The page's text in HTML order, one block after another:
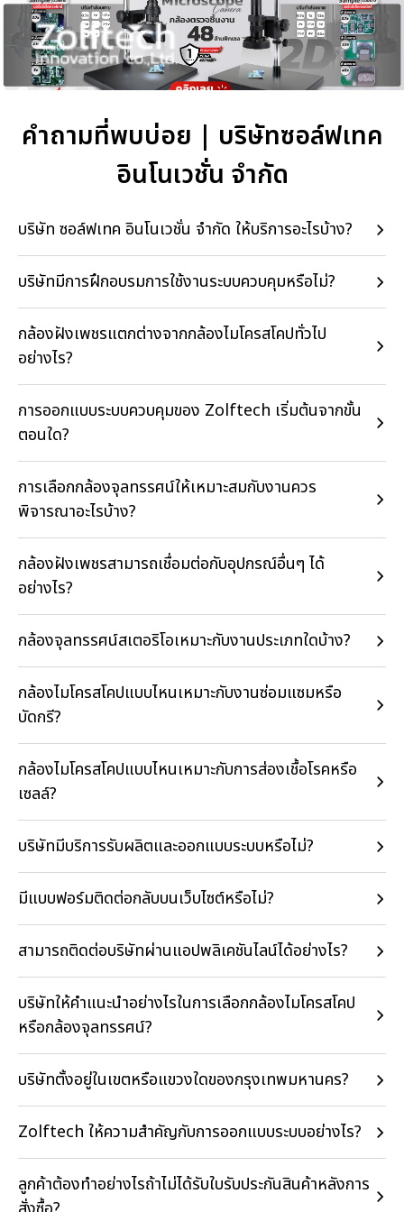
คำถามที่พบบ่อย | บริษัทซอล์ฟเทค
อินโนเวชั่น จำกัด
บริษัท ซอล์ฟเทค อินโนเวชั่น จำกัด ให้บริการอะไรบ้าง?
บริษัทมีการฝึกอบรมการใช้งานระบบควบคุมหรือไม่?
กล้องฝังเพชรแตกต่างจากกล้องไมโครสโคปทั่วไป
อย่างไร?
การออกแบบระบบควบคุมของ Zolftech เริ่มต้นจากขั้น
ตอนใด?
การเลือกกล้องจุลทรรศน์ให้เหมาะสมกับงานควร
พิจารณาอะไรบ้าง?
กล้องฝังเพชรสามารถเชื่อมต่อกับอุปกรณ์อื่นๆ ได้
อย่างไร?
กล้องจุลทรรศน์สเตอริโอเหมาะกับงานประเภทใดบ้าง?
กล้องไมโครสโคปแบบไหนเหมาะกับงานซ่อมแซมหรือ
บัดกรี?
กล้องไมโครสโคปแบบไหนเหมาะกับการส่องเชื้อโรคหรือ
เซลล์?
บริษัทมีบริการรับผลิตและออกแบบระบบหรือไม่?
มีแบบฟอร์มติดต่อกลับบนเว็บไซต์หรือไม่?
สามารถติดต่อบริษัทผ่านแอปพลิเคชันไลน์ได้อย่างไร?
บริษัทให้คำแนะนำอย่างไรในการเลือกกล้องไมโครสโคป
หรือกล้องจุลทรรศน์?
บริษัทตั้งอยู่ในเขตหรือแขวงใดของกรุงเทพมหานคร?
Zolftech ให้ความสำคัญกับการออกแบบระบบอย่างไร?
ลูกค้าต้องทำอย่างไรถ้าไม่ได้รับใบรับประกันสินค้าหลังการ